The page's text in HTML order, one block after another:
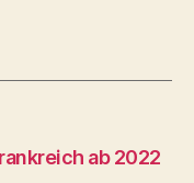
ab 2022